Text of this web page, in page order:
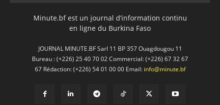
Minute.bf est un journal d’information continu
en ligne du Burkina Faso
JOURNAL MINUTE.BF Sarl 11 BP 357 Ouagdougou 11
Bureau : (+226) 25 40 70 02 Commercial: (+226) 67 32 67
67 Rédaction: (+226) 54 01 00 00 Email: info@minute.bf